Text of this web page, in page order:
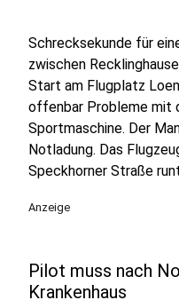
Schrecksekunde für
zwischen
Start am Flugplatz
offenbar Probleme mit
Sportmaschine. Der
Notladung. Das
Speckhorner Straße
Anzeige
Pilot muss nach
Krankenhaus